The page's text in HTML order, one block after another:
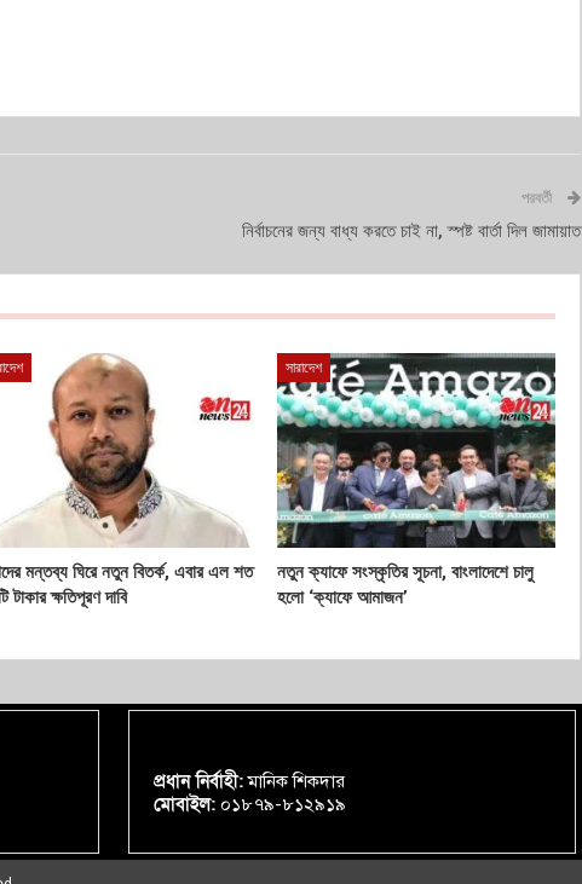
পরবর্তী
নির্বাচনের জন্য বাধ্য করতে চাই না, স্পষ্ট বার্তা দিল জামায়াত
মন্তব্য ঘিরে নতুন বিতর্ক, এবার এল শত
টাকার ক্ষতিপূরণ দাবি
সারাদেশ
নতুন ক্যাফে সংস্কৃতির সূচনা, বাংলাদেশে চালু
হলো ‘ক্যাফে আমাজন’
প্রধান নির্বাহী:মানিক শিকদার
মোবাইল: ০১৮৭৯-৮১২৯১৯